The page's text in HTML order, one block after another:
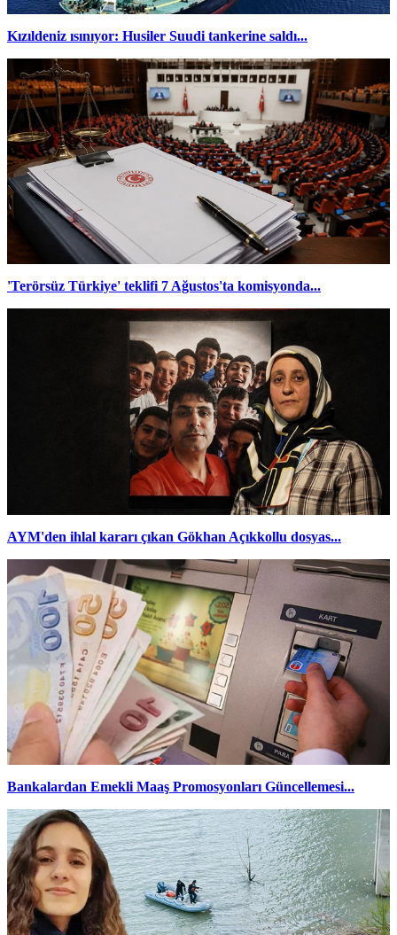
Kızıldeniz ısınıyor: Husiler Suudi tankerine saldı...
'Terörsüz Türkiye' teklifi 7 Ağustos'ta komisyonda...
AYM'den ihlal kararı çıkan Gökhan Açıkkollu dosyas...
Bankalardan Emekli Maaş Promosyonları Güncellemesi...